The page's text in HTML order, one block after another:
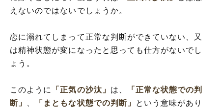
えないのではないでしょうか。
恋に溺れてしまって正常な判断ができていない、又
は精神状態が変になったと思っても仕方がないでし
ょう。
このように 「正気の沙汰」 は、
「正常な状態での判
断」
「まともな状態での判断」
という意味があり